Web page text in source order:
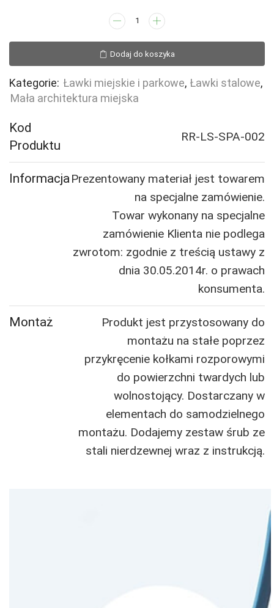
ilość
stalowa
Spartan
bez
oparcia
Dodaj do koszyka
Kategorie: Ławki miejskie i parkowe, Ławki stalowe,
Mała architektura miejska
Kod
Produktu
RR-LS-SPA-002
InformacjaPrezentowany materiał jest towarem
na specjalne zamówienie.
Towar wykonany na specjalne
zamówienie Klienta nie podlega
zwrotom: zgodnie z treścią ustawy z
dnia 30.05.2014r. o prawach
konsumenta.
Montaż
Produkt jest przystosowany do
montażu na stałe poprzez
przykręcenie kołkami rozporowymi
do powierzchni twardych lub
wolnostojący. Dostarczany w
elementach do samodzielnego
montażu. Dodajemy zestaw śrub ze
stali nierdzewnej wraz z instrukcją.